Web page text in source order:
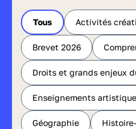
Tous Activités
Brevet 2026
Droits et grands enjeux
Enseignements
Géographie